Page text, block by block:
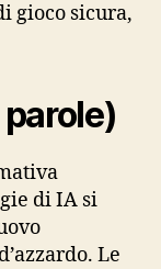
gioco sicura,
di IA si
Le